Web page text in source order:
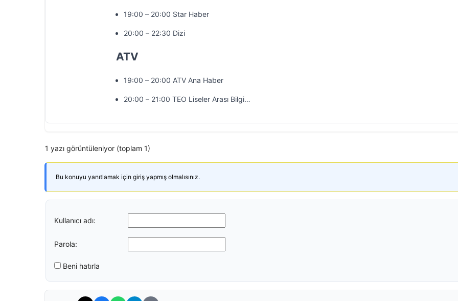
19:00 – 20:00 Star Haber
20:00 – 22:30 Dizi
ATV
19:00 – 20:00 ATV Ana Haber
20:00 – 21:00 TEO Liseler Arası Bilgi…
1 yazı görüntüleniyor (toplam 1)
Bu konuyu yanıtlamak için giriş yapmış olmalısınız.
Kullanıcı adı:
Parola:
Beni hatırla